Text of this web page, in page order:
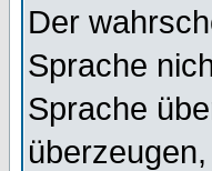
Der
Sprache
Sprache